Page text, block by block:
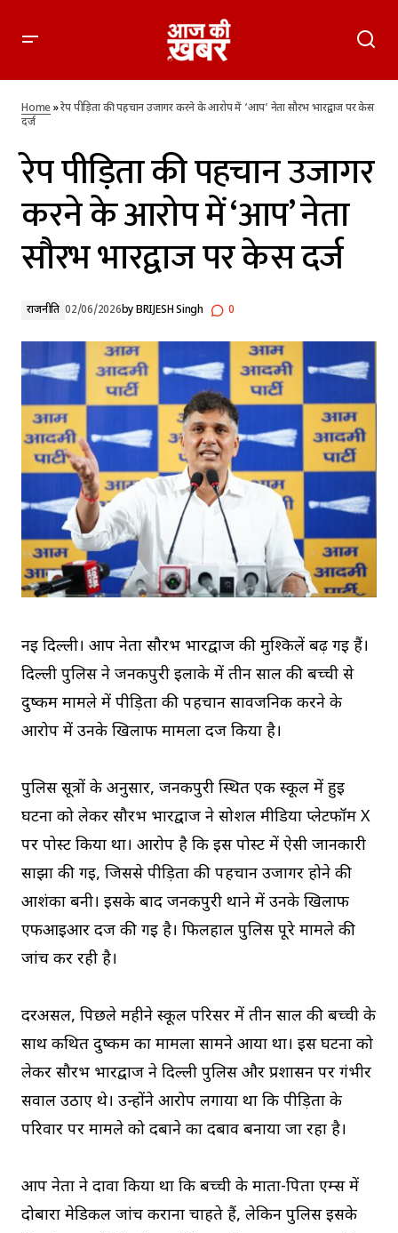
पर केस दर्ज
Home»रेप पीड़िता की पहचान उजागर करने के आरोप में ‘आप’ नेता सौरभ भारद्वाज पर केस
दर्ज
रेप पीड़िता की पहचान उजागर
करने के आरोप में ‘आप’ नेता
सौरभ भारद्वाज पर केस दर्ज
राजनीति 02/06/2026byBRIJESH Singh 0
नई दिल्ली। आप नेता सौरभ भारद्वाज की मुश्किलें बढ़ गई हैं।
दिल्ली पुलिस ने जनकपुरी इलाके में तीन साल की बच्ची से
दुष्कर्म मामले में पीड़िता की पहचान सार्वजनिक करने के
आरोप में उनके खिलाफ मामला दर्ज किया है।
पुलिस सूत्रों के अनुसार, जनकपुरी स्थित एक स्कूल में हुई
घटना को लेकर सौरभ भारद्वाज ने सोशल मीडिया प्लेटफॉर्म X
पर पोस्ट किया था। आरोप है कि इस पोस्ट में ऐसी जानकारी
साझा की गई, जिससे पीड़िता की पहचान उजागर होने की
आशंका बनी। इसके बाद जनकपुरी थाने में उनके खिलाफ
एफआईआर दर्ज की गई है। फिलहाल पुलिस पूरे मामले की
जांच कर रही है।
दरअसल, पिछले महीने स्कूल परिसर में तीन साल की बच्ची के
साथ कथित दुष्कर्म का मामला सामने आया था। इस घटना को
लेकर सौरभ भारद्वाज ने दिल्ली पुलिस और प्रशासन पर गंभीर
सवाल उठाए थे। उन्होंने आरोप लगाया था कि पीड़िता के
परिवार पर मामले को दबाने का दबाव बनाया जा रहा है।
आप नेता ने दावा किया था कि बच्ची के माता-पिता एम्स में
दोबारा मेडिकल जांच कराना चाहते हैं, लेकिन पुलिस इसके